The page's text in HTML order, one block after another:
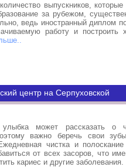
выпускников,
за рубежом,
ведь иностранный диплом
работу и построить
центр на Серпуховской
улыбка может рассказать о
важно беречь свои
чистка и
от всех засоров, что
кариес и другие заболевания.